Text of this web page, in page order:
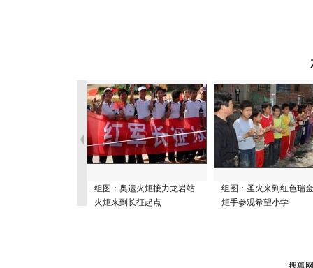
组图：奥运火炬接力龙岩站
火炬来到长征起点
组图：圣火来到红色瑞
炬手参观希望小学